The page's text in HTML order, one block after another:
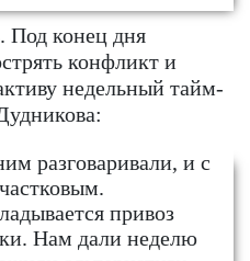
Под конец дня
конфликт и
недельный тайм-
разговаривали, и с
привоз
Нам дали неделю